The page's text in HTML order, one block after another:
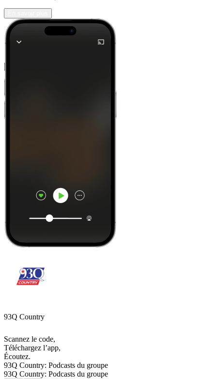
93Q Country
Scannez le code,
Téléchargez l’app,
Écoutez.
93Q Country: Podcasts du groupe
93Q Country: Podcasts du groupe